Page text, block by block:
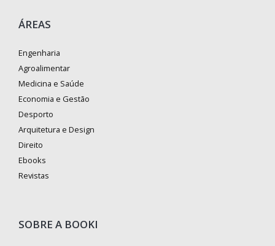
ÁREAS
Engenharia
Agroalimentar
Medicina e Saúde
Economia e Gestão
Desporto
Arquitetura e Design
Direito
Ebooks
Revistas
SOBRE A BOOKI